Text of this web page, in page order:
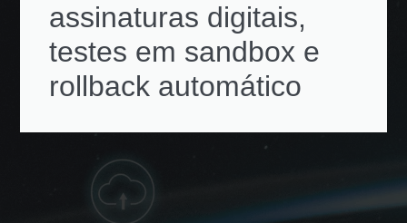
assinaturas digitais,
testes em sandbox e
rollback automático